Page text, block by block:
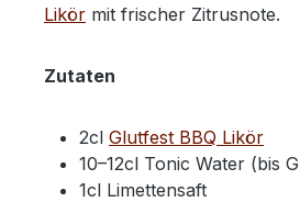
Likör mit frischer Zitrusnote.
Zutaten
2cl Glutfest BBQ Likör
10–12cl Tonic Water (bis
1cl Limettensaft